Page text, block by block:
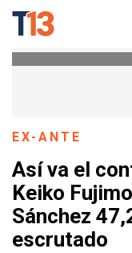
EX-ANTE
Así va el
Keiko
Sánchez
escrutado